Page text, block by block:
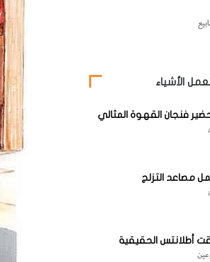
الأشياء
فنجان القهوة المثالي
مصاعد التزلج
أطلانتس الحقيقية